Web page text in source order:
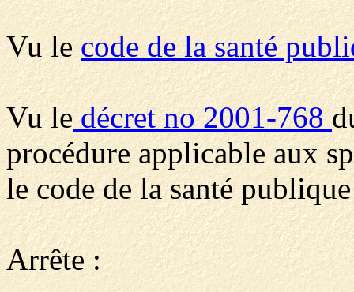
Vu lecode de la santé
Vu ledécret no 2001-768
procédure applicable aux
le code de la santé
Arrête :